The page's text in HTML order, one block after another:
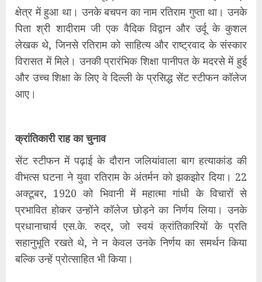
क्षेत्र में हुआ था। उनके बचपन का नाम रतिराम गुप्ता था। उनके
पिता श्री शादीराम जी एक वैदिक विद्वान और उर्दू के कुशल
लेखक थे, जिनसे रतिराम को साहित्य और राष्ट्रवाद के संस्कार
विरासत में मिले। उनकी प्रारंभिक शिक्षा पानीपत के मदरसे में हुई
और उच्च शिक्षा के लिए वे दिल्ली के प्रसिद्ध सेंट स्टीफन कॉलेज
आए।
​क्रांतिकारी राह का चुनाव
​सेंट स्टीफन में पढ़ाई के दौरान जलियांवाला बाग हत्याकांड की
वीभत्स घटना ने युवा रतिराम के अंतर्मन को झकझोर दिया। 22
अक्टूबर, 1920 को भिवानी में महात्मा गांधी के विचारों से
प्रभावित होकर उन्होंने कॉलेज छोड़ने का निर्णय लिया। उनके
प्रधानाचार्य एस.के. रुद्र, जो स्वयं क्रांतिकारियों के प्रति
सहानुभूति रखते थे, ने न केवल उनके निर्णय का समर्थन किया
बल्कि उन्हें प्रोत्साहित भी किया।